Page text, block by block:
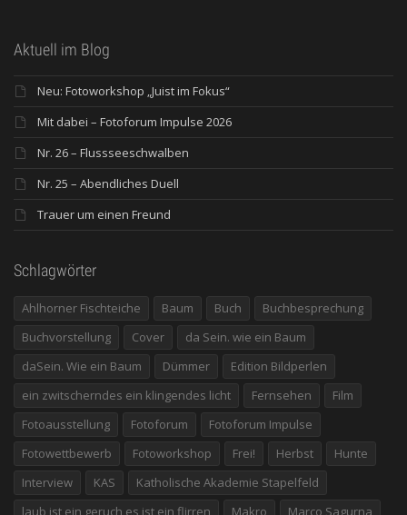
Aktuell im Blog
Neu: Fotoworkshop „Juist im Fokus“
Mit dabei – Fotoforum Impulse 2026
Nr. 26 – Flussseeschwalben
Nr. 25 – Abendliches Duell
Trauer um einen Freund
Schlagwörter
Ahlhorner Fischteiche Baum Buch
Buchbesprechung
Buchvorstellung
Cover
da Sein. wie ein Baum
daSein. Wie ein Baum
Dümmer
Edition Bildperlen
ein zwitscherndes ein klingendes licht
Fernsehen
Film
Fotoausstellung
Fotoforum
Fotoforum Impulse
Fotowettbewerb
Fotoworkshop Frei! Herbst
Hunte
Interview
KAS
Katholische Akademie Stapelfeld
laub ist ein geruch es ist ein flirren
Makro Marco Sagurna